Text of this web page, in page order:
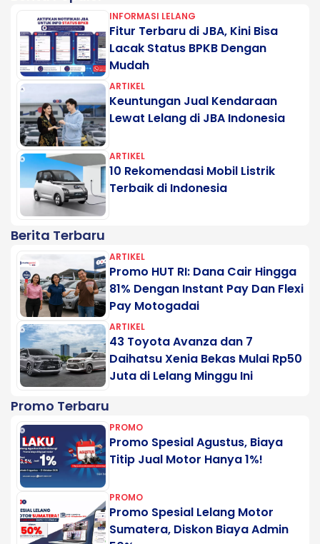
INFORMASI LELANG
Fitur Terbaru di JBA, Kini Bisa
Lacak Status BPKB Dengan
Mudah
ARTIKEL
Keuntungan Jual Kendaraan
Lewat Lelang di JBA Indonesia
ARTIKEL
10 Rekomendasi Mobil Listrik
Terbaik di Indonesia
Berita Terbaru
ARTIKEL
Promo HUT RI: Dana Cair Hingga
81% Dengan Instant Pay Dan Flexi
Pay Motogadai
ARTIKEL
43 Toyota Avanza dan 7
Daihatsu Xenia Bekas Mulai Rp50
Juta di Lelang Minggu Ini
Promo Terbaru
PROMO
Promo Spesial Agustus, Biaya
Titip Jual Motor Hanya 1%!
PROMO
Promo Spesial Lelang Motor
Sumatera, Diskon Biaya Admin